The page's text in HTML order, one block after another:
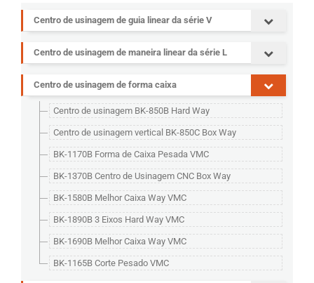
Centro de usinagem de guia linear da série V
Centro de usinagem de maneira linear da série L
Centro de usinagem de forma caixa
Centro de usinagem BK-850B Hard Way
Centro de usinagem vertical BK-850C Box Way
BK-1170B Forma de Caixa Pesada VMC
BK-1370B Centro de Usinagem CNC Box Way
BK-1580B Melhor Caixa Way VMC
BK-1890B 3 Eixos Hard Way VMC
BK-1690B Melhor Caixa Way VMC
BK-1165B Corte Pesado VMC